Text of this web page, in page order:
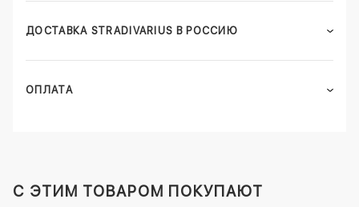
ДОСТАВКА STRADIVARIUS В РОССИЮ
ОПЛАТА
C ЭТИМ ТОВАРОМ ПОКУПАЮТ